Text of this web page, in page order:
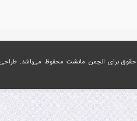
انجمن مانشت محفوظ می‌باشد.